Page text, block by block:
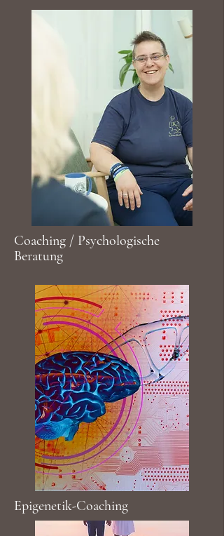
Coaching / Psychologische
Beratung
Epigenetik-Coaching